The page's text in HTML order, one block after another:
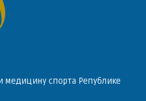
медицину спорта Републике